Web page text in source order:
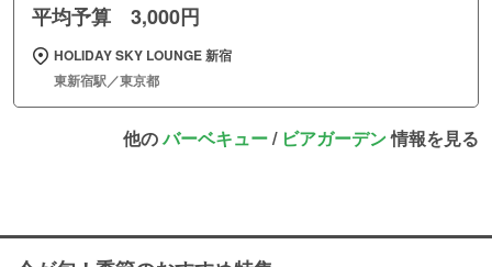
平均予算 3,000円
HOLIDAY SKY LOUNGE 新宿
東新宿駅／東京都
他のバーベキュー/ ビアガーデン情報を見る